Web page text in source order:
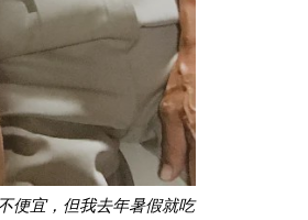
便宜，但我去年暑假就吃